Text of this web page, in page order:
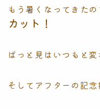
もう暑くなってきた
カット！
ぱっと見はいつもと
そしてアフターの記念